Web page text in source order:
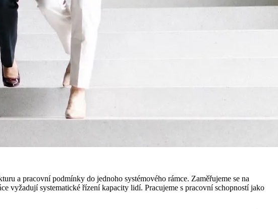
a pracovní podmínky do jednoho systémového rámce. Zaměřujeme se na
vyžadují systematické řízení kapacity lidí. Pracujeme s pracovní schopností jako